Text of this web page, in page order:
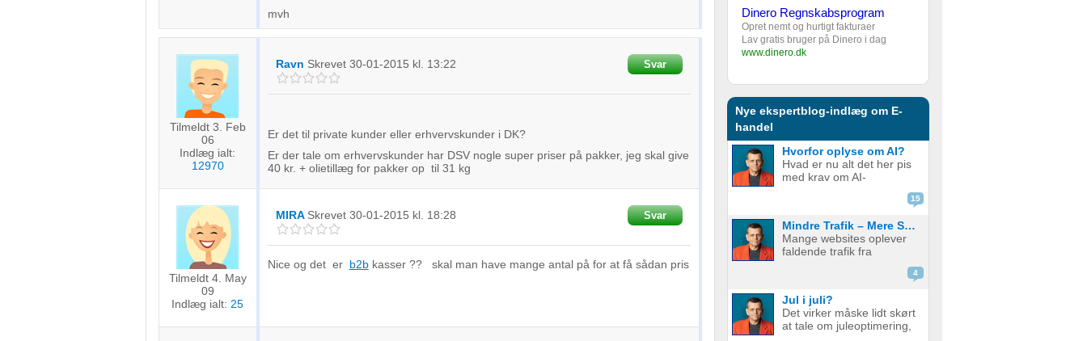
mvh
Tilmeldt 3. Feb
06
Indlæg ialt:
12970
Ravn Skrevet 30-01-2015 kl. 13:22 Svar
Er det til private kunder eller erhvervskunder i DK?
Er der tale om erhvervskunder har DSV nogle super priser på pakker, jeg skal give
40 kr. + olietillæg for pakker op til 31 kg
Tilmeldt 4. May
09
Indlæg ialt: 25
MIRA Skrevet 30-01-2015 kl. 18:28 Svar
Nice og det er b2bkasser ?? skal man have mange antal på for at få sådan pris
Dinero Regnskabsprogram
Opret nemt og hurtigt fakturaer
Lav gratis bruger på Dinero i dag
www.dinero.dk
Nye ekspertblog-indlæg om E-
handel
Hvorfor oplyse om AI?
Hvad er nu alt det her pis
med krav om AI-
have det. Spotify vil have
hopper også med på
vognen. Men… hvorfor
egentlig? OK, boomer –
15
Mindre Trafik – Mere Salg
Mange websites oplever
faldende trafik fra
Google. Nogle mistænker
de bare ikke ranker så
godt som før. Men er det
nu så slemt? Måske er det
4
Jul i juli?
Det virker måske lidt skørt
at tale om juleoptimering,